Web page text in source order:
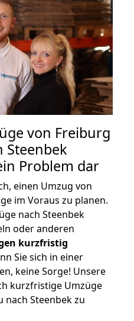
von Freiburg
Steenbek
Problem dar
einen Umzug von
im Voraus zu planen.
nach Steenbek
oder anderen
kurzfristig
Sie sich in einer
keine Sorge! Unsere
kurzfristige Umzüge
nach Steenbek zu